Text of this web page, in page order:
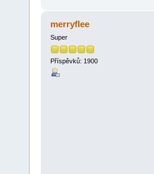
merryflee
Super
Příspěvků: 1900